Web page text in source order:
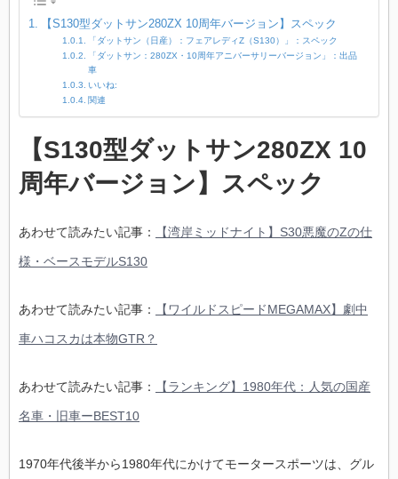
【S130型ダットサン280ZX 10周年バージョン】スペック
「ダットサン（日産）：フェアレディZ（S130）」：スペック
「ダットサン：280ZX・10周年アニバーサリーバージョン」：出品
車
いいね:
関連
【S130型ダットサン280ZX 10
周年バージョン】スペック
あわせて読みたい記事： 【湾岸ミッドナイト】S30悪魔のZの仕
様・ベースモデルS130
あわせて読みたい記事： 【ワイルドスピードMEGAMAX】劇中
車ハコスカは本物GTR？
あわせて読みたい記事： 【ランキング】1980年代：人気の国産
名車・旧車ーBEST10
1970年代後半から1980年代にかけてモータースポーツは、グル